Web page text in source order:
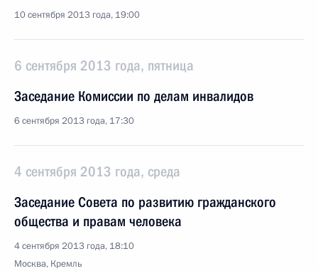
10 сентября 2013 года, 19:00
6 сентября 2013 года, пятница
Заседание Комиссии по делам инвалидов
6 сентября 2013 года, 17:30
4 сентября 2013 года, среда
Заседание Совета по развитию гражданского
общества и правам человека
4 сентября 2013 года, 18:10
Москва, Кремль